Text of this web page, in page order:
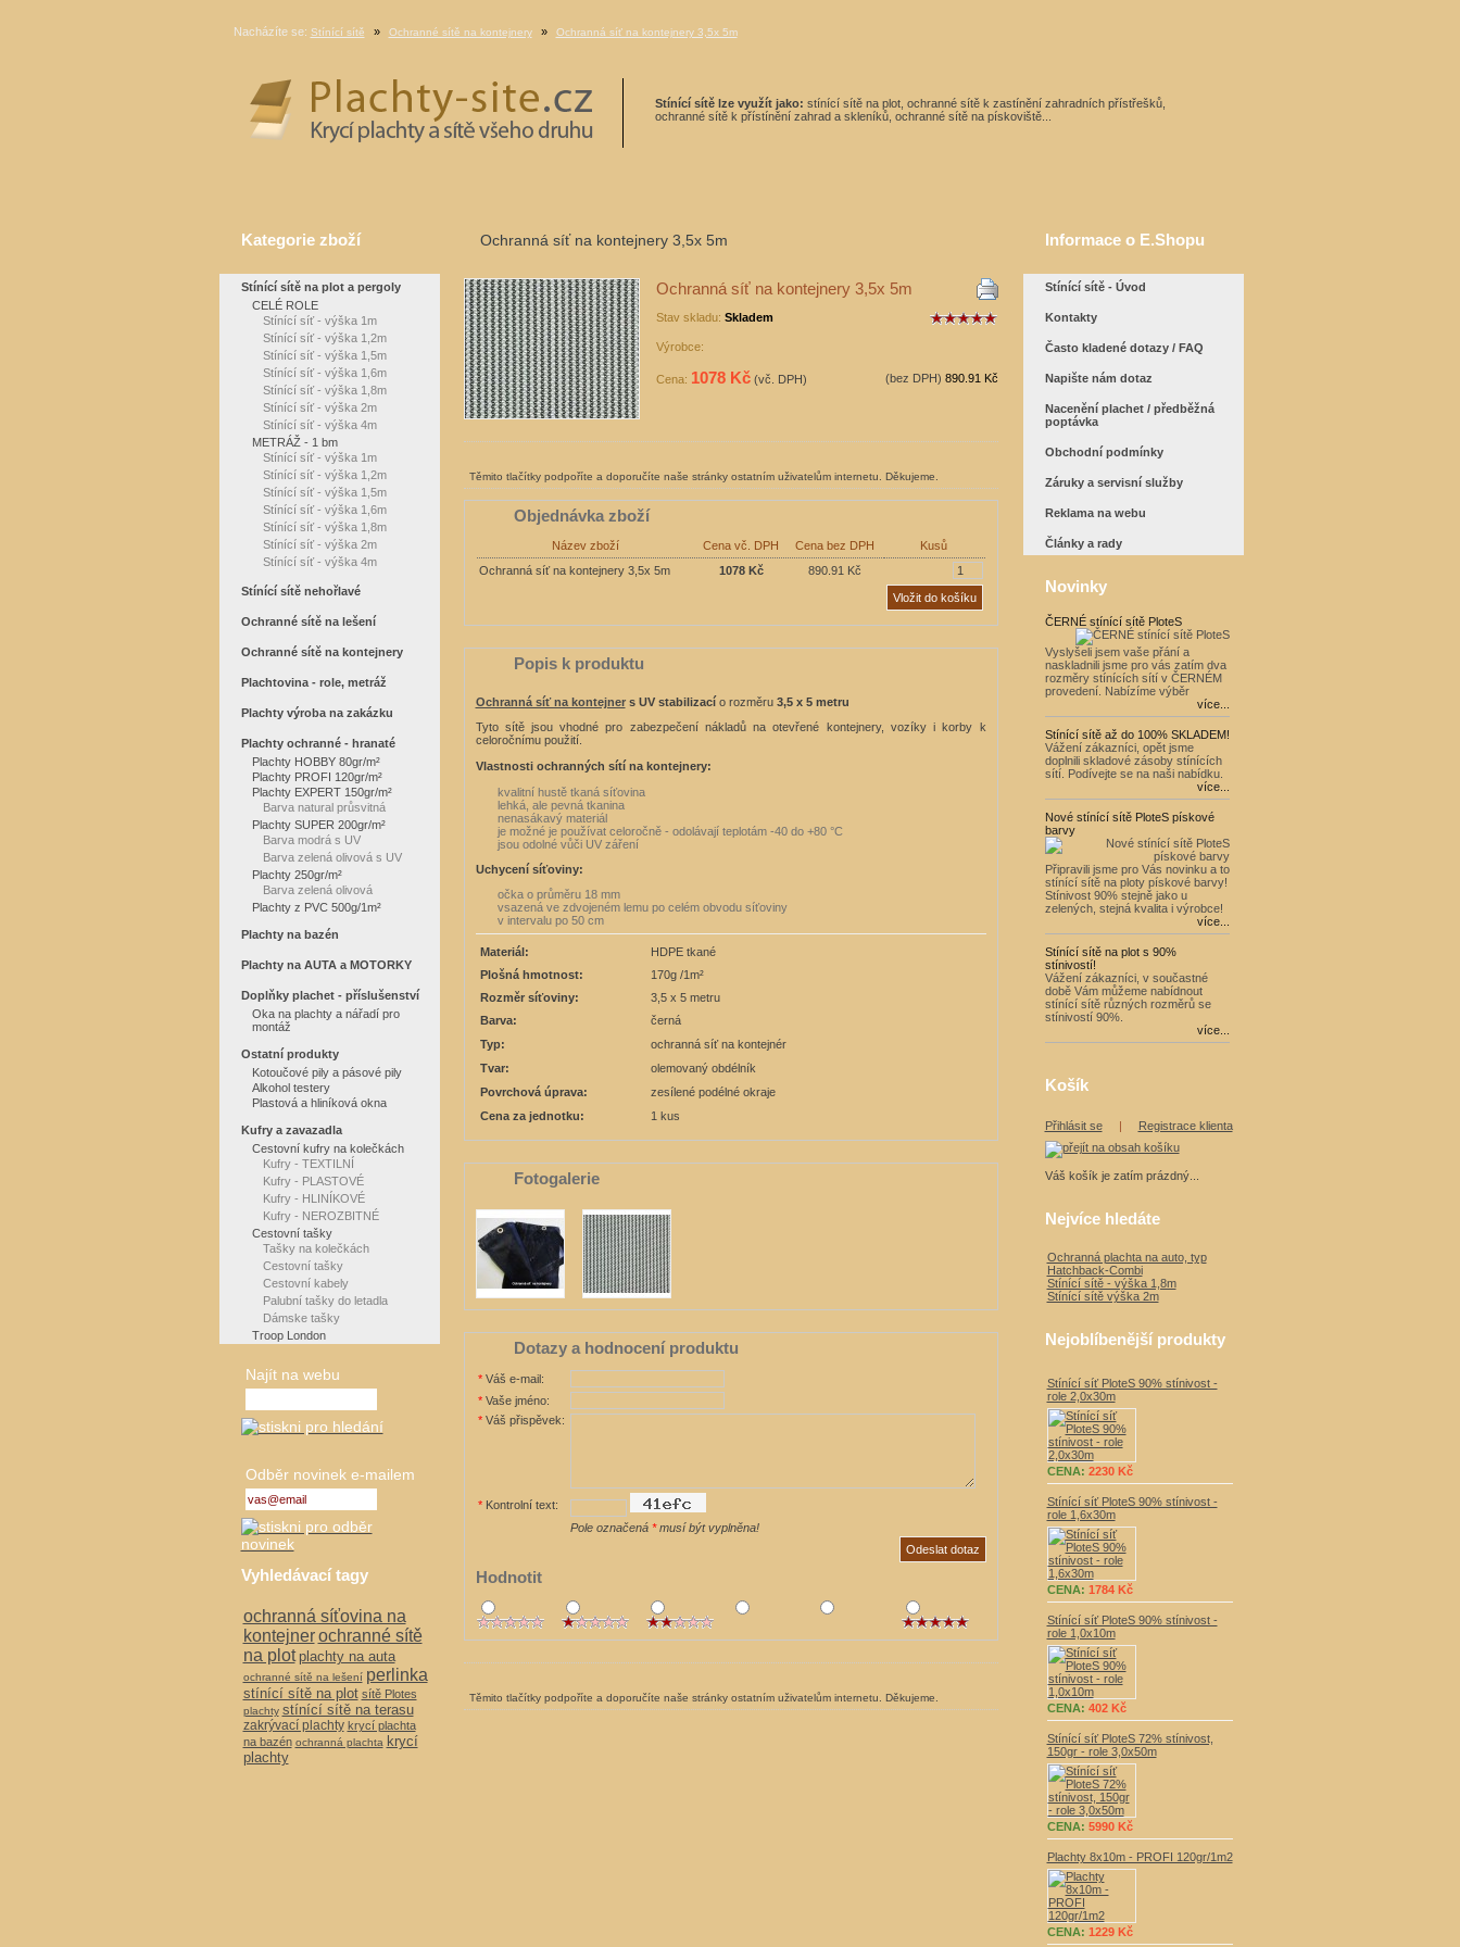
Nacházíte se: Stínící sítě » Ochranné sítě na kontejnery » Ochranná síť na kontejnery 3,5x 5m
Stínící sítě lze využít jako: stínící sítě na plot, ochranné sítě k zastínění zahradních přístřešků,
ochranné sítě k přístínění zahrad a skleníků, ochranné sítě na pískoviště...
Ochranná síť na kontejnery 3,5x 5m
Ochranná síť na kontejnery 3,5x 5m
Stav skladu: Skladem
Výrobce:
Cena: 1078 Kč(vč. DPH) (bez DPH) 890.91 Kč
Těmito tlačítky podpoříte a doporučíte naše stránky ostatním uživatelům internetu. Děkujeme.
Objednávka zboží
Název zboží Cena vč. DPH Cena bez DPH
Kusů
Ochranná síť na kontejnery 3,5x 5m
1078 Kč 890.91 Kč
Popis k produktu
Ochranná síť na kontejners UV stabilizacío rozměru 3,5 x 5 metru
Tyto sítě jsou vhodné pro zabezpečení nákladů na otevřené kontejnery, vozíky i korby k
celoročnímu použití.
Vlastnosti ochranných sítí na kontejnery:
kvalitní hustě tkaná síťovina
lehká, ale pevná tkanina
nenasákavý materiál
je možné je používat celoročně - odolávají teplotám -40 do +80 °C
jsou odolné vůči UV záření
Uchycení síťoviny:
očka o průměru 18 mm
vsazená ve zdvojeném lemu po celém obvodu síťoviny
v intervalu po 50 cm
Materiál:
HDPE tkané
Plošná hmotnost:
170g /1m²
Rozměr síťoviny:
3,5 x 5 metru
Barva:
černá
Typ:
ochranná síť na kontejnér
Tvar:
olemovaný obdélník
Povrchová úprava:
zesílené podélné okraje
Cena za jednotku:
1 kus
Fotogalerie
Dotazy a hodnocení produktu
*Váš e-mail:
*Vaše jméno:
*Váš přispěvek:
*Kontrolní text:
Pole označená *musí být vyplněna!
Hodnotit
Těmito tlačítky podpoříte a doporučíte naše stránky ostatním uživatelům internetu. Děkujeme.
Kategorie zboží
Stínící sítě na plot a pergoly
CELÉ ROLE
Stínící síť - výška 1m
Stínící síť - výška 1,2m
Stínící síť - výška 1,5m
Stínící síť - výška 1,6m
Stínící síť - výška 1,8m
Stínící síť - výška 2m
Stínící síť - výška 4m
METRÁŽ - 1 bm
Stínící síť - výška 1m
Stínící síť - výška 1,2m
Stínící síť - výška 1,5m
Stínící síť - výška 1,6m
Stínící síť - výška 1,8m
Stínící síť - výška 2m
Stínící síť - výška 4m
Stínící sítě nehořlavé
Ochranné sítě na lešení
Ochranné sítě na kontejnery
Plachtovina - role, metráž
Plachty výroba na zakázku
Plachty ochranné - hranaté
Plachty HOBBY 80gr/m²
Plachty PROFI 120gr/m²
Plachty EXPERT 150gr/m²
Barva natural průsvitná
Plachty SUPER 200gr/m²
Barva modrá s UV
Barva zelená olivová s UV
Plachty 250gr/m²
Barva zelená olivová
Plachty z PVC 500g/1m²
Plachty na bazén
Plachty na AUTA a MOTORKY
Doplňky plachet - příslušenství
Oka na plachty a nářadí pro
montáž
Ostatní produkty
Kotoučové pily a pásové pily
Alkohol testery
Plastová a hliníková okna
Kufry a zavazadla
Cestovní kufry na kolečkách
Kufry - TEXTILNÍ
Kufry - PLASTOVÉ
Kufry - HLINÍKOVÉ
Kufry - NEROZBITNÉ
Cestovní tašky
Tašky na kolečkách
Cestovní tašky
Cestovní kabely
Palubní tašky do letadla
Dámske tašky
Troop London
Najít na webu
Odběr novinek e-mailem
Vyhledávací tagy
ochranná síťovina na
kontejner ochranné sítě
na plot plachty na auta
ochranné sítě na lešení perlinka
stínící sítě na plot sítě Plotes
plachty stínící sítě na terasu
zakrývací plachty krycí plachta
na bazén ochranná plachta krycí
plachty
Informace o E.Shopu
Stínící sítě - Úvod
Kontakty
Často kladené dotazy / FAQ
Napište nám dotaz
Nacenění plachet / předběžná
poptávka
Obchodní podmínky
Záruky a servisní služby
Reklama na webu
Články a rady
Novinky
ČERNÉ stínící sítě PloteS
Vyslyšeli jsem vaše přání a
naskladnili jsme pro vás zatím dva
rozměry stínících sítí v ČERNÉM
provedení. Nabízíme výběr
více...
Stínící sítě až do 100% SKLADEM!
Vážení zákazníci, opět jsme
doplnili skladové zásoby stínících
sítí. Podívejte se na naši nabídku.
více...
Nové stínící sítě PloteS pískové
barvy
Připravili jsme pro Vás novinku a to
stínící sítě na ploty pískové barvy!
Stínivost 90% stejně jako u
zelených, stejná kvalita i výrobce!
více...
Stínící sítě na plot s 90%
stínivostí!
Vážení zákazníci, v součastné
době Vám můžeme nabídnout
stínící sítě různých rozměrů se
stínivostí 90%.
více...
Košík
Přihlásit se| Registrace klienta
Váš košík je zatím prázdný...
Nejvíce hledáte
Ochranná plachta na auto, typ
Hatchback-Combi
Stínící sítě - výška 1,8m
Stínící sítě výška 2m
Nejoblíbenější produkty
Stínící síť PloteS 90% stínivost -
role 2,0x30m
CENA: 2230 Kč
Stínící síť PloteS 90% stínivost -
role 1,6x30m
CENA: 1784 Kč
Stínící síť PloteS 90% stínivost -
role 1,0x10m
CENA: 402 Kč
Stínící síť PloteS 72% stínivost,
150gr - role 3,0x50m
CENA: 5990 Kč
Plachty 8x10m - PROFI 120gr/1m2
CENA: 1229 Kč